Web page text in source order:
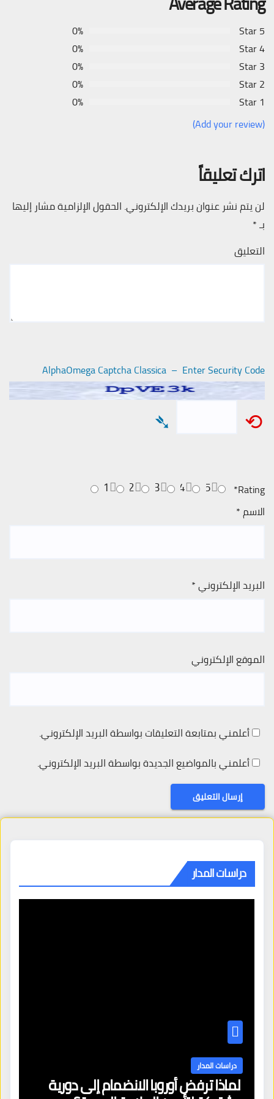
5 Star
0%
4 Star
0%
3 Star
0%
2 Star
0%
1 Star
0%
(Add your review)
اترك تعليقاً
لن يتم نشر عنوان بريدك الإلكتروني. الحقول الإلزامية مشار إليها
بـ*
التعليق
AlphaOmega Captcha Classica – Enter Security Code
⟲
➴
Rating
*
5
4
3
2
1
الاسم*
البريد الإلكتروني*
الموقع الإلكتروني
أعلمني بمتابعة التعليقات بواسطة البريد الإلكتروني.
أعلمني بالمواضيع الجديدة بواسطة البريد الإلكتروني.
دراسات المدار
دراسات المدار
لماذا ترفض أوروبا الانضمام إلى دورية